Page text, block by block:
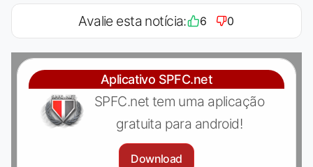
Avalie esta notícia: 6 0
Aplicativo SPFC.net
SPFC.net tem uma aplicação
gratuita para android!
Download